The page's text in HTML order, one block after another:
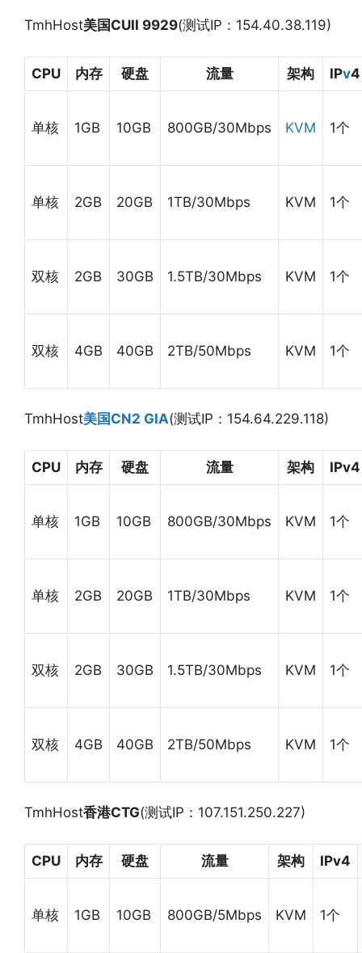
TmhHost美国CUII 9929(测试IP：154.40.38.119)
CPU 内存 硬盘 流量 架构 IPv4
单核 1GB 10GB 800GB/30Mbps KVM 1个
单核 2GB 20GB 1TB/30Mbps KVM 1个
双核 2GB 30GB 1.5TB/30Mbps KVM 1个
双核 4GB 40GB 2TB/50Mbps KVM 1个
TmhHost美国CN2 GIA(测试IP：154.64.229.118)
CPU 内存 硬盘 流量 架构 IPv4
单核 1GB 10GB 800GB/30Mbps KVM 1个
单核 2GB 20GB 1TB/30Mbps KVM 1个
双核 2GB 30GB 1.5TB/30Mbps KVM 1个
双核 4GB 40GB 2TB/50Mbps KVM 1个
TmhHost香港CTG(测试IP：107.151.250.227)
CPU 内存 硬盘 流量 架构 IPv4
单核 1GB 10GB 800GB/5Mbps KVM 1个